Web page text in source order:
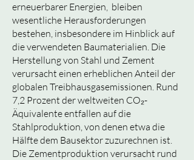
erneuerbarer Energien, bleiben
wesentliche Herausforderungen
bestehen, insbesondere im Hinblick auf
die verwendeten Baumaterialien. Die
Herstellung von Stahl und Zement
verursacht einen erheblichen Anteil der
globalen Treibhausgasemissionen. Rund
7,2 Prozent der weltweiten CO₂-
Äquivalente entfallen auf die
Stahlproduktion, von denen etwa die
Hälfte dem Bausektor zuzurechnen ist.
Die Zementproduktion verursacht rund